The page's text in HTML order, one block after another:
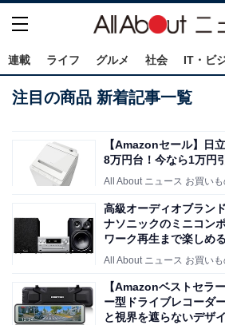
連載 ライフ グルメ 社会 IT・ビ
注目の商品 新着記事一覧
【Amazonセール】日
8万円台！今なら1万円
All About ニュース お買い
高級オーディオブラン
ナソニックのミニコン
ワーク再生まで楽しめ
All About ニュース お買い
【Amazonベストセラ
ー型ドライブレコーダ
と視界を遮らないデザ